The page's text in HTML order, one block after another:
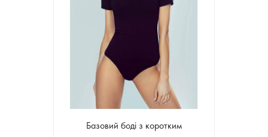
Базовий боді з коротким